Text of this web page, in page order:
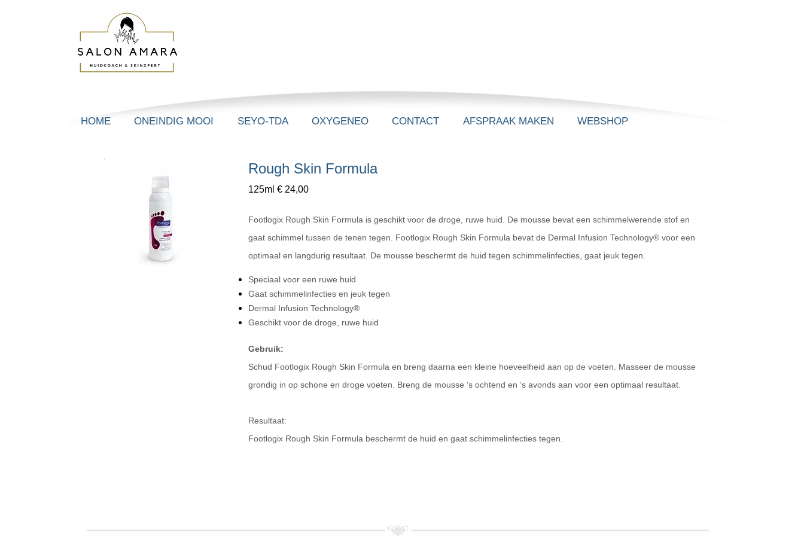
HOME ONEINDIG MOOI SEYO-TDA OXYGENEO CONTACT AFSPRAAK MAKEN WEBSHOP
Rough Skin Formula
125ml € 24,00
Footlogix Rough Skin Formula is geschikt voor de droge, ruwe huid. De mousse bevat een schimmelwerende stof en
gaat schimmel tussen de tenen tegen. Footlogix Rough Skin Formula bevat de Dermal Infusion Technology® voor een
optimaal en langdurig resultaat. De mousse beschermt de huid tegen schimmelinfecties, gaat jeuk tegen.
Speciaal voor een ruwe huid
Gaat schimmelinfecties en jeuk tegen
Dermal Infusion Technology®
Geschikt voor de droge, ruwe huid
Gebruik:
Schud Footlogix Rough Skin Formula en breng daarna een kleine hoeveelheid aan op de voeten. Masseer de mousse
grondig in op schone en droge voeten. Breng de mousse ‘s ochtend en ‘s avonds aan voor een optimaal resultaat.
Resultaat:
Footlogix Rough Skin Formula beschermt de huid en gaat schimmelinfecties tegen.